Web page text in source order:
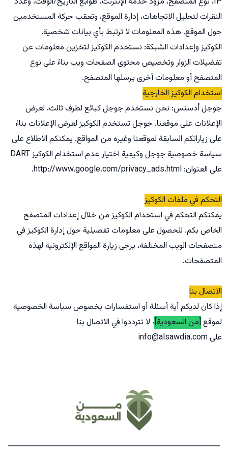
النقرات لتحليل الاتجاهات، إدارة الموقع، وتعقب حركة المستخدمين
حول الموقع. هذه المعلومات لا ترتبط بأي بيانات شخصية.
الكوكيز وإعدادات الشبكة: نستخدم الكوكيز لتخزين معلومات عن
تفضيلات الزوار وتخصيص محتوى الصفحات ويب بناءً على نوع
المتصفح أو معلومات أخرى يرسلها المتصفح.
استخدام الكوكيز الخارجية
جوجل أدسنس: نحن نستخدم جوجل كبائع لطرف ثالث، لعرض
الإعلانات على موقعنا. جوجل تستخدم الكوكيز لعرض الإعلانات بناءً
على زياراتكم السابقة لموقعنا وغيره من المواقع. يمكنكم الاطلاع على
سياسة خصوصية جوجل وكيفية اختيار عدم استخدام الكوكيز DART
على العنوان: http://www.google.com/privacy_ads.html.
التحكم في ملفات الكوكيز
يمكنكم التحكم في استخدام الكوكيز من خلال إعدادات المتصفح
الخاص بكم. للحصول على معلومات تفصيلية حول إدارة الكوكيز في
متصفحات الويب المختلفة، يرجى زيارة المواقع الإلكترونية لهذه
المتصفحات.
الاتصال بنا
إذا كان لديكم أية أسئلة أو استفسارات بخصوص سياسة الخصوصية
لموقع[من السعودية]، لا تترددوا في الاتصال بنا
علىinfo@alsawdia.com